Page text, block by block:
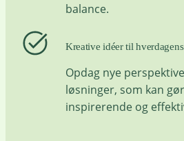
balance.
Kreative idéer til
Opdag nye
løsninger, som kan
inspirerende og